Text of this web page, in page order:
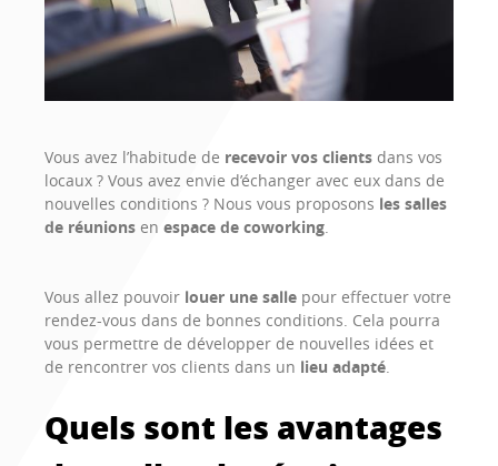
Vous avez l’habitude de recevoir vos clients dans vos
locaux ? Vous avez envie d’échanger avec eux dans de
nouvelles conditions ? Nous vous proposons les salles
de réunions en espace de coworking.
Vous allez pouvoir louer une salle pour effectuer votre
rendez-vous dans de bonnes conditions. Cela pourra
vous permettre de développer de nouvelles idées et
de rencontrer vos clients dans un lieu adapté.
Quels sont les avantages